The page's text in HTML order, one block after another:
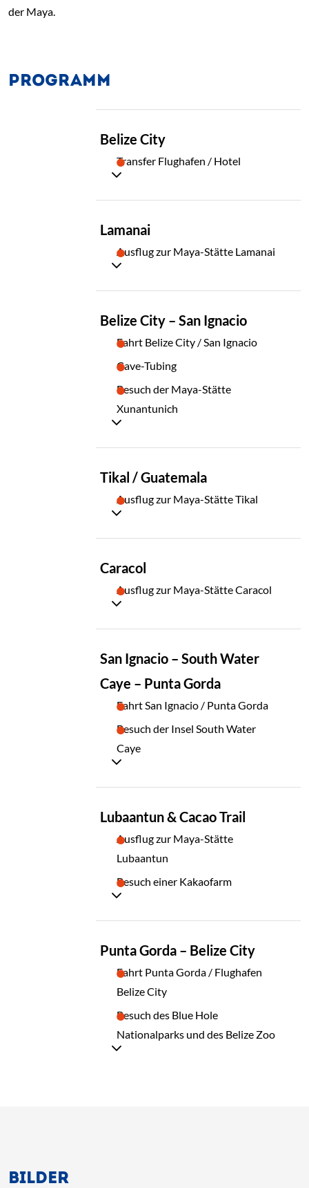
der Maya.
PROGRAMM
Belize City
Transfer Flughafen / Hotel
Lamanai
Ausflug zur Maya-Stätte Lamanai
Belize City – San Ignacio
Fahrt Belize City / San Ignacio
Cave-Tubing
Besuch der Maya-Stätte
Xunantunich
Tikal / Guatemala
Ausflug zur Maya-Stätte Tikal
Caracol
Ausflug zur Maya-Stätte Caracol
San Ignacio – South Water
Caye – Punta Gorda
Fahrt San Ignacio / Punta Gorda
Besuch der Insel South Water
Caye
Lubaantun & Cacao Trail
Ausflug zur Maya-Stätte
Lubaantun
Besuch einer Kakaofarm
Punta Gorda – Belize City
Fahrt Punta Gorda / Flughafen
Belize City
Besuch des Blue Hole
Nationalparks und des Belize Zoo
BILDER